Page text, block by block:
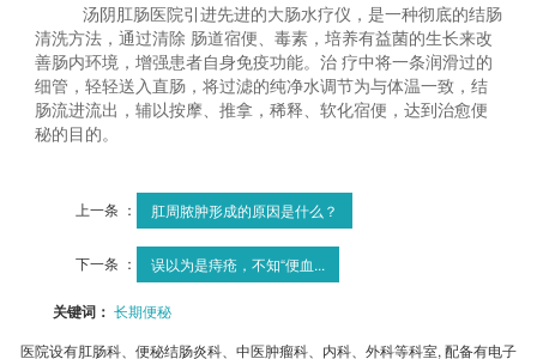
汤阴肛肠医院引进先进的大肠水疗仪，是一种彻底的结肠
清洗方法，通过清除 肠道宿便、毒素，培养有益菌的生长来改
善肠内环境，增强患者自身免疫功能。治 疗中将一条润滑过的
细管，轻轻送入直肠，将过滤的纯净水调节为与体温一致，结
肠流进流出，辅以按摩、推拿，稀释、软化宿便，达到治愈便
秘的目的。
上一条 ： 肛周脓肿形成的原因是什么？
下一条 ： 误以为是痔疮，不知“便血...
关键词： 长期便秘
医院设有肛肠科、便秘结肠炎科、中医肿瘤科、内科、外科等科室, 配备有电子